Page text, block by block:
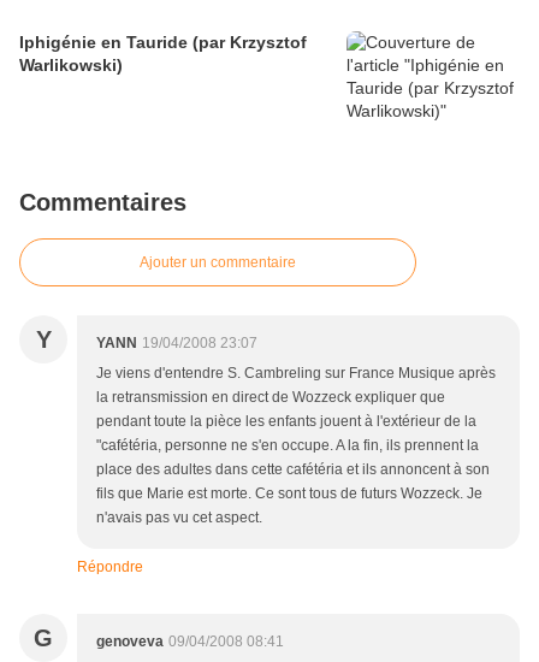
Iphigénie en Tauride (par Krzysztof
Warlikowski)
Commentaires
Ajouter un commentaire
Y YANN 19/04/2008 23:07
Je viens d'entendre S. Cambreling sur France Musique après
la retransmission en direct de Wozzeck expliquer que
pendant toute la pièce les enfants jouent à l'extérieur de la
"cafétéria, personne ne s'en occupe. A la fin, ils prennent la
place des adultes dans cette cafétéria et ils annoncent à son
fils que Marie est morte. Ce sont tous de futurs Wozzeck. Je
n'avais pas vu cet aspect.
Répondre
G genoveva 09/04/2008 08:41